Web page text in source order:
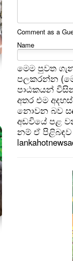
Comment as a
Name
මෙම පුවත
පලකරන්න
පාඨකයන්
අතර එම
නොවන බව
අඩවියේ පළ
නම් ඒ පිළිබඳව